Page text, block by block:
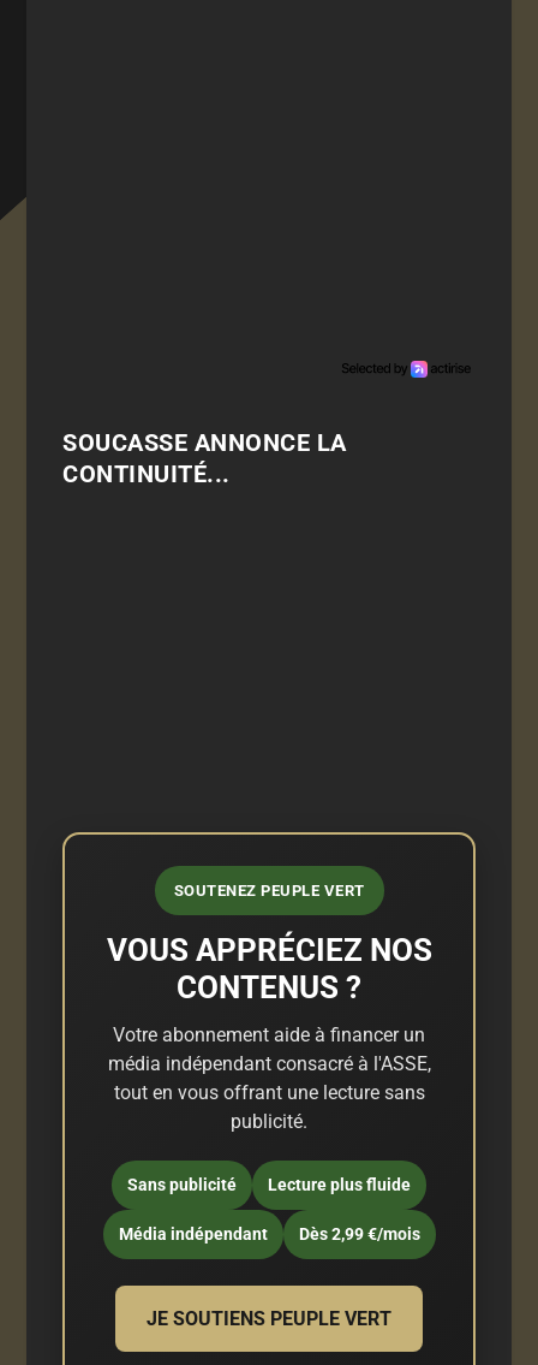
SOUCASSE ANNONCE LA
CONTINUITÉ...
SOUTENEZ PEUPLE VERT
VOUS APPRÉCIEZ NOS
CONTENUS ?
Votre abonnement aide à financer un
média indépendant consacré à l'ASSE,
tout en vous offrant une lecture sans
publicité.
Sans publicité Lecture plus fluide
Média indépendant Dès 2,99 €/mois
JE SOUTIENS PEUPLE VERT